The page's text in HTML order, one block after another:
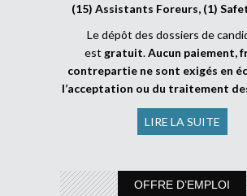
(15) Assistants Foreurs, (1)
Le dépôt des dossiers de
est gratuit.Aucun paiement,
contrepartie ne sont exigés en
l’acceptation ou du traitement
LIRE LA SUITE
OFFRE D’EMPLOI